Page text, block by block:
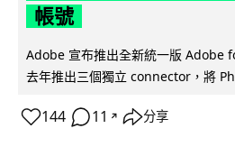
帳號
Adobe 宣布推出全新統一版 Adobe
去年推出三個獨立 connector，將
144 11 ↗ 分享